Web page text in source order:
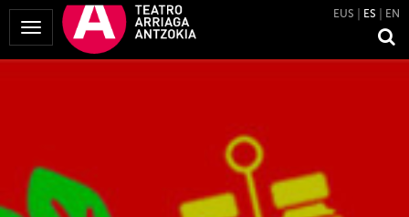
Mostrar
Menú
EUS ES EN